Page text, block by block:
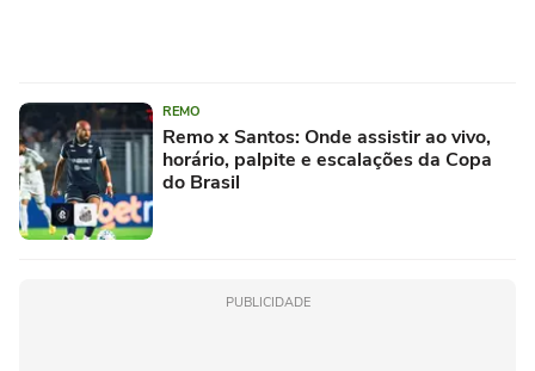
REMO
Remo x Santos: Onde assistir ao vivo,
horário, palpite e escalações da Copa
do Brasil
PUBLICIDADE